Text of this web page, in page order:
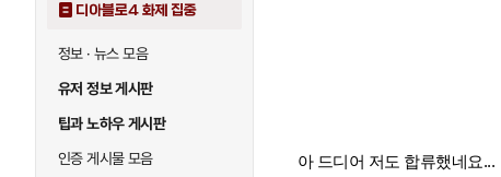
디아블로4 화제 집중
정보 · 뉴스 모음
유저 정보 게시판
팁과 노하우 게시판
인증 게시물 모음
아 드디어 저도 합류했네요...